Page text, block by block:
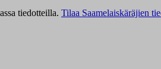
tiedotteilla. Tilaa Saamelaiskäräjien